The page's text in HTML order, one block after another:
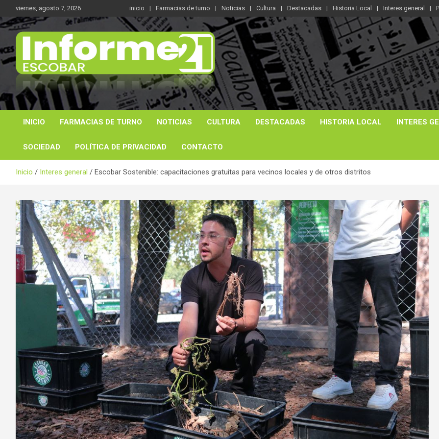
al
contenido
viernes, agosto 7, 2026 inicio Farmacias de turno Noticias Cultura Destacadas Historia Local Interes general
Informe 21
Noticas reales
INICIO FARMACIAS DE TURNO NOTICIAS CULTURA DESTACADAS HISTORIA LOCAL INTERES
SOCIEDAD POLÍTICA DE PRIVACIDAD CONTACTO
Inicio Interes general Escobar Sostenible: capacitaciones gratuitas para vecinos locales y de otros distritos